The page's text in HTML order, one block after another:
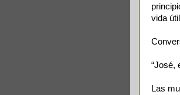
vida
“José,
Las